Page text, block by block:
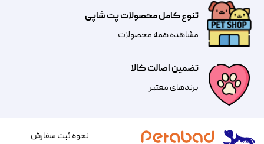
تضمین اصالت کالا
​​برندهای معتبر​​​​​​​
تنوع کامل محصولات پت شاپی
مشاهده همه محصولات
نحوه ثبت سفارش